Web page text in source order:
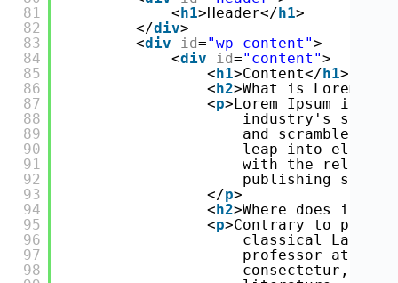
81
82
83
84
85
86
87
88
89
90
91
92
93
94
95
96
97
98
<h1>Header</h1>
</div>
<div id="wp-content">
<div id="content">
<h1>Content</h1>
<h2>What is Lorem
<p>Lorem Ipsum is
industry's
and scrambled
leap into
with the release
publishing
</p>
<h2>Where does it
<p>Contrary to
classical Latin
professor at
consectetur,